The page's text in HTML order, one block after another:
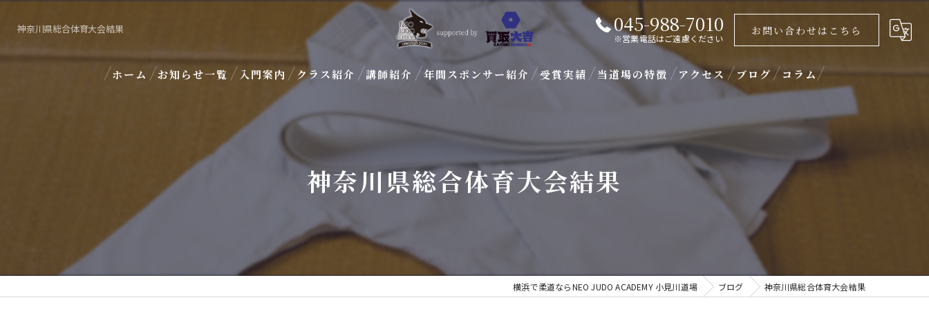
神奈川県総合体育大会結果 045-988-7010
※営業電話はご遠慮ください
お問い合わせはこちら
ホーム お知らせ一覧 入門案内 クラス紹介 講師紹介 年間スポンサー紹介 受賞実績 当道場の特徴
子供
大人
アクセス ブログ コラム
神奈川県総合体育大会結果
横浜で柔道ならNEO JUDO ACADEMY 小見川道場 ブログ 神奈川県総合体育大会結果